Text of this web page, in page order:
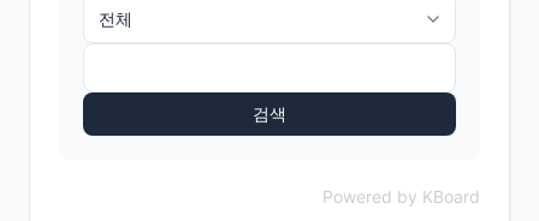
검색
Powered by KBoard